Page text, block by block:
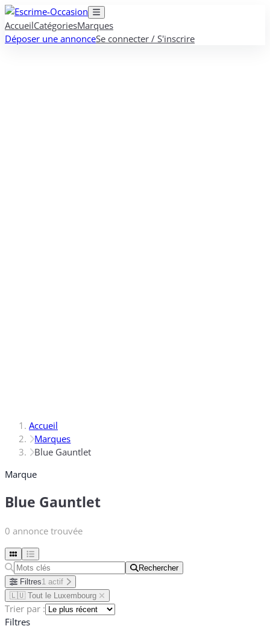
AccueilCatégoriesMarques
Déposer une annonceSe connecter / S'inscrire
Accueil
Marques
Blue Gauntlet
Marque
Blue Gauntlet
0 annonce trouvée
Rechercher
Rechercher
Filtres1 actif
🇱🇺 Tout le Luxembourg
Trier par :
Filtres